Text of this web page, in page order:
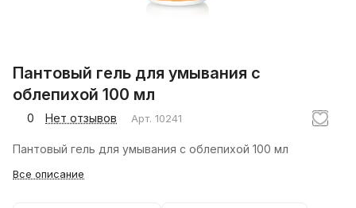
Пантовый гель для умывания с
облепихой 100 мл
0 Нет отзывов Арт. 10241
Пантовый гель для умывания с облепихой 100 мл
Все описание